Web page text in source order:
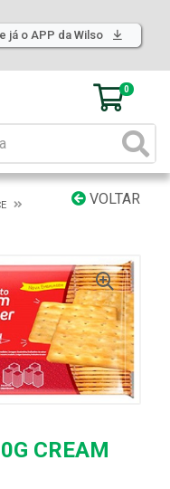
já o APP da Wilso
0
VOLTAR
CREAM